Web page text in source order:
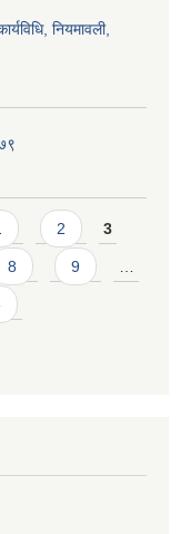
नियमावली,
2 3
8 9 …